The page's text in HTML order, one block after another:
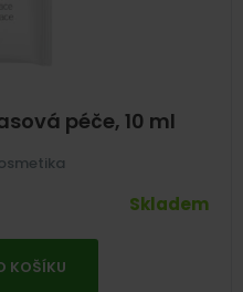
péče, 10 ml
Skladem
KOŠÍKU